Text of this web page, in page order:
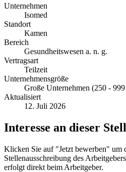
Unternehmen
Isomed
Standort
Kamen
Bereich
Gesundheitswesen a. n. g.
Vertragsart
Teilzeit
Unternehmensgröße
Große Unternehmen (250 -
Aktualisiert
12. Juli 2026
Interesse an dieser
Klicken Sie auf "Jetzt bewerben" um
Stellenausschreibung des
erfolgt direkt beim Arbeitgeber.